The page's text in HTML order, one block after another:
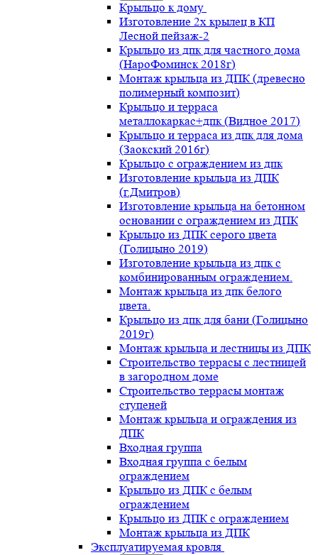
Крыльцо к дому
Изготовление 2х крылец в КП
Лесной пейзаж-2
Крыльцо из дпк для частного дома
(НароФоминск 2018г)
Монтаж крыльца из ДПК (древесно
полимерный композит)
Крыльцо и терраса
металлокаркас+дпк (Видное 2017)
Крыльцо и терраса из дпк для дома
(Заокский 2016г)
Крыльцо с ограждением из дпк
Изготовление крыльца из ДПК
(г.Дмитров)
Изготовление крыльца на бетонном
основании с ограждением из ДПК
Крыльцо из ДПК серого цвета
(Голицыно 2019)
Изготовление крыльца из дпк с
комбинированным ограждением.
Монтаж крыльца из дпк белого
цвета.
Крыльцо из дпк для бани (Голицыно
2019г)
Монтаж крыльца и лестницы из ДПК
Строительство террасы с лестницей
в загородном доме
Строительство террасы монтаж
ступеней
Монтаж крыльца и ограждения из
ДПК
Входная группа
Входная группа с белым
ограждением
Крыльцо из ДПК с белым
ограждением
Крыльцо из ДПК с ограждением
Монтаж крыльца из ДПК
Эксплуатируемая кровля